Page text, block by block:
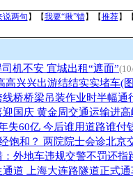
说两句 】【我要“揪”错】【推荐】
机不安 宜城出租“遮面”
高兴兴出游结结实实堵车(
桥桥梁吊装作业时半幅通
国庆 黄金周交通运输进高
失60亿 今后谁用道路谁付
饱和？ 两院院士会诊北京
：外地车违规交警不罚还指
道 上海大连路隧道正式通